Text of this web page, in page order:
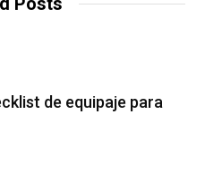
de equipaje para